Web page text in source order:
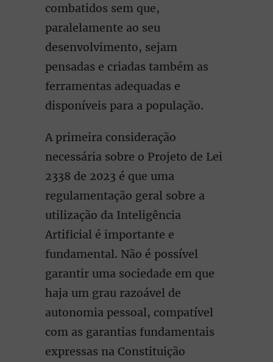
combatidos sem que,
paralelamente ao seu
desenvolvimento, sejam
pensadas e criadas também as
ferramentas adequadas e
disponíveis para a população.
A primeira consideração
necessária sobre o Projeto de Lei
2338 de 2023 é que uma
regulamentação geral sobre a
utilização da Inteligência
Artificial é importante e
fundamental. Não é possível
garantir uma sociedade em que
haja um grau razoável de
autonomia pessoal, compatível
com as garantias fundamentais
expressas na Constituição